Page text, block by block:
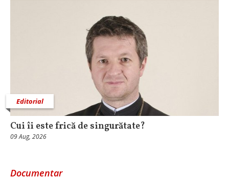
Editorial
Cui îi este frică de singurătate?
09 Aug, 2026
Documentar